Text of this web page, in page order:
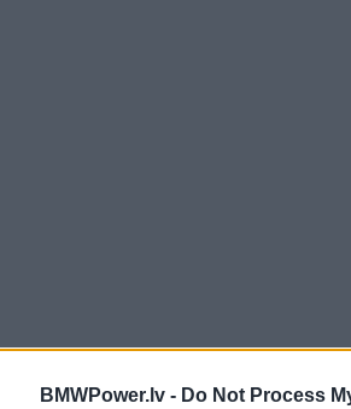
BMWPower.lv - Do Not Process